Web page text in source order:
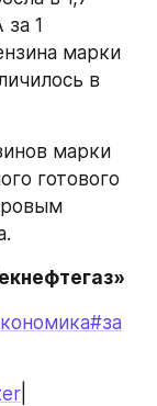
1
марки
в
марки
готового
#за